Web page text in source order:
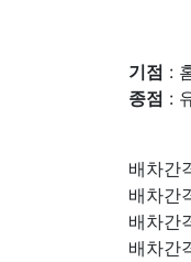
기점 :
종점 :
배차간
배차간
배차간
배차간